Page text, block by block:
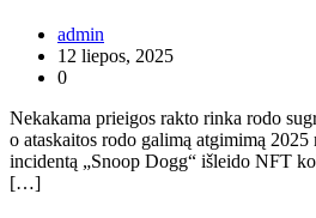
admin
12 liepos, 2025
0
Nekakama prieigos rakto rinka rodo
o ataskaitos rodo galimą atgimimą
incidentą „Snoop Dogg“ išleido NFT
[…]